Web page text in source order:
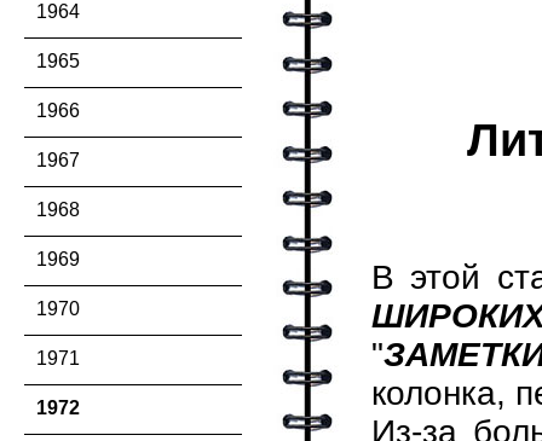
1964
1965
1966
1967
1968
1969
1970
1971
1972
В этой
"
колонка,
Из-за